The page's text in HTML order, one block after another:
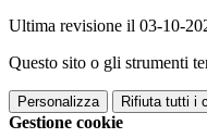
Ultima revisione il 03-10-
Questo sito o gli strumenti
Personalizza Rifiuta tutti i
Gestione cookie